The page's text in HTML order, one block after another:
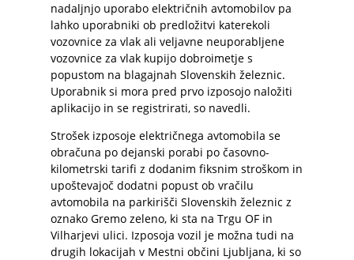
nadaljnjo uporabo električnih avtomobilov pa
lahko uporabniki ob predložitvi katerekoli
vozovnice za vlak ali veljavne neuporabljene
vozovnice za vlak kupijo dobroimetje s
popustom na blagajnah Slovenskih železnic.
Uporabnik si mora pred prvo izposojo naložiti
aplikacijo in se registrirati, so navedli.
Strošek izposoje električnega avtomobila se
obračuna po dejanski porabi po časovno-
kilometrski tarifi z dodanim fiksnim stroškom in
upoštevajoč dodatni popust ob vračilu
avtomobila na parkirišči Slovenskih železnic z
oznako Gremo zeleno, ki sta na Trgu OF in
Vilharjevi ulici. Izposoja vozil je možna tudi na
drugih lokacijah v Mestni občini Ljubljana, ki so